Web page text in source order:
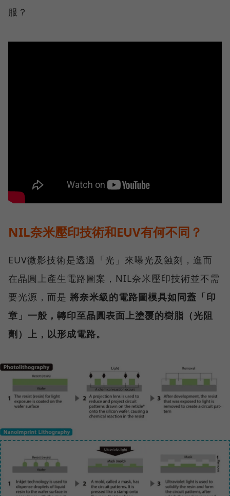
服？
NIL奈米壓印技術和EUV有何不同？
EUV微影技術是透過「光」來曝光及蝕刻，進而
在晶圓上產生電路圖案，NIL奈米壓印技術並不需
要光源，而是 將奈米級的電路圖模具如同蓋「印
章」一般，轉印至晶圓表面上塗覆的樹脂（光阻
劑）上，以形成電路。